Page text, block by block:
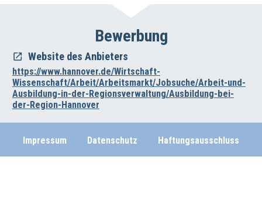
Bewerbung
Website des Anbieters
https://www.hannover.de/Wirtschaft-
Wissenschaft/Arbeit/Arbeitsmarkt/Jobsuche/Arbeit-und-
Ausbildung-in-der-Regionsverwaltung/Ausbildung-bei-
der-Region-Hannover
Impressum Datenschutz Haftungsausschluss